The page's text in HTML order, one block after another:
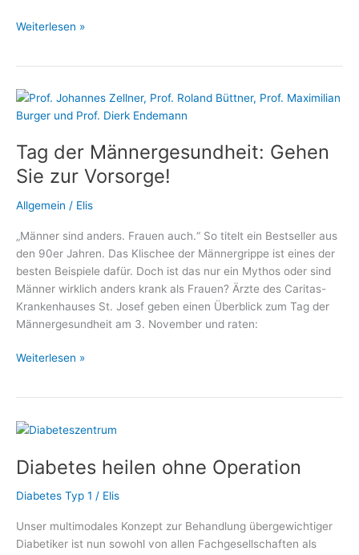
Mit
Syndrom
trotzen
Weiterlesen »
Tag der Männergesundheit: Gehen
Sie zur Vorsorge!
Allgemein / Elis
„Männer sind anders. Frauen auch.“ So titelt ein Bestseller aus
den 90er Jahren. Das Klischee der Männergrippe ist eines der
besten Beispiele dafür. Doch ist das nur ein Mythos oder sind
Männer wirklich anders krank als Frauen? Ärzte des Caritas-
Krankenhauses St. Josef geben einen Überblick zum Tag der
Männergesundheit am 3. November und raten:
Tag
Sie
Vorsorge!
Weiterlesen »
Diabetes heilen ohne Operation
Diabetes Typ 1 / Elis
Unser multimodales Konzept zur Behandlung übergewichtiger
Diabetiker ist nun sowohl von allen Fachgesellschaften als